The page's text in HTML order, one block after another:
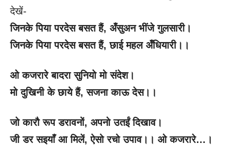
देखें-
जिनके पिया परदेस बसत हैं, अँसुअन भींजे गुलसारी।
जिनके पिया परदेस बसत हैं, छाई महल अँधियारी।।
ओ कजरारे बादरा सुनियो मो संदेश।
मो दुखिनी के छाये हैं, सजना काऊ देस।।
जो कारौ रूप डरावनों, अपनो उतईं दिखाव।
जी डर सइयाँ आ मिलें, ऐसो रचो उपाव।। ओ कजरारे…।